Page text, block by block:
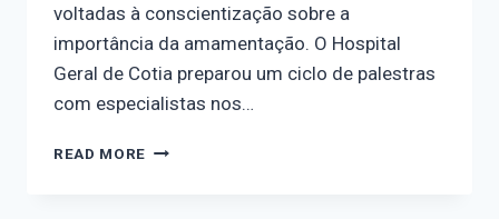
voltadas à conscientização sobre a
importância da amamentação. O Hospital
Geral de Cotia preparou um ciclo de palestras
com especialistas nos…
READ MORE